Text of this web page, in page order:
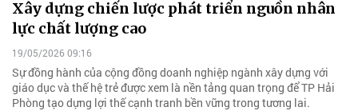
Xây dựng chiến lược phát triển nguồn nhân
lực chất lượng cao
19/05/2026 09:16
Sự đồng hành của cộng đồng doanh nghiệp ngành xây dựng với
giáo dục và thế hệ trẻ được xem là nền tảng quan trọng để TP Hải
Phòng tạo dựng lợi thế cạnh tranh bền vững trong tương lai.